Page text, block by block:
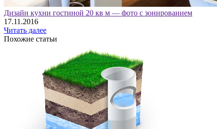
Дизайн кухни гостиной 20 кв м — фото с зонированием
17.11.2016
Читать далее
Похожие статьи